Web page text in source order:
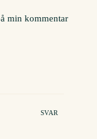
min kommentar
SVAR